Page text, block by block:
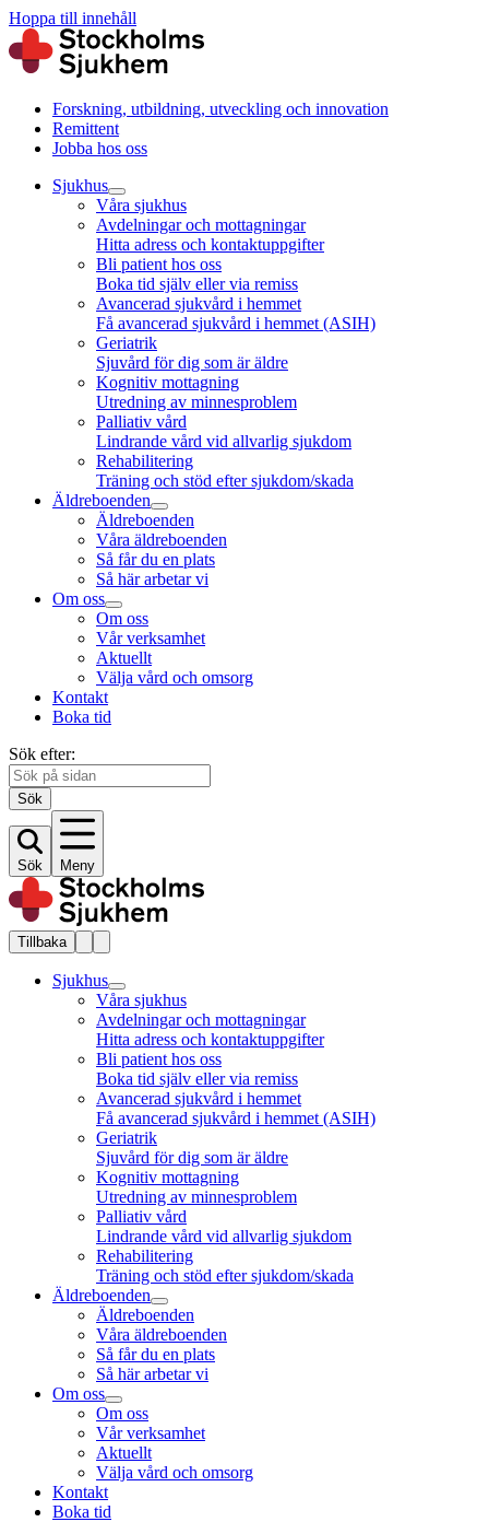
Hoppa till innehåll
Forskning, utbildning, utveckling och innovation
Remittent
Jobba hos oss
Sjukhus
Våra sjukhus
Avdelningar och mottagningar
Hitta adress och kontaktuppgifter
Bli patient hos oss
Boka tid själv eller via remiss
Avancerad sjukvård i hemmet
Få avancerad sjukvård i hemmet (ASIH)
Geriatrik
Sjuvård för dig som är äldre
Kognitiv mottagning
Utredning av minnesproblem
Palliativ vård
Lindrande vård vid allvarlig sjukdom
Rehabilitering
Träning och stöd efter sjukdom/skada
Äldreboenden
Äldreboenden
Våra äldreboenden
Så får du en plats
Så här arbetar vi
Om oss
Om oss
Vår verksamhet
Aktuellt
Välja vård och omsorg
Kontakt
Boka tid
Sök efter:
Sök
Sök Meny
Tillbaka
Sjukhus
Våra sjukhus
Avdelningar och mottagningar
Hitta adress och kontaktuppgifter
Bli patient hos oss
Boka tid själv eller via remiss
Avancerad sjukvård i hemmet
Få avancerad sjukvård i hemmet (ASIH)
Geriatrik
Sjuvård för dig som är äldre
Kognitiv mottagning
Utredning av minnesproblem
Palliativ vård
Lindrande vård vid allvarlig sjukdom
Rehabilitering
Träning och stöd efter sjukdom/skada
Äldreboenden
Äldreboenden
Våra äldreboenden
Så får du en plats
Så här arbetar vi
Om oss
Om oss
Vår verksamhet
Aktuellt
Välja vård och omsorg
Kontakt
Boka tid